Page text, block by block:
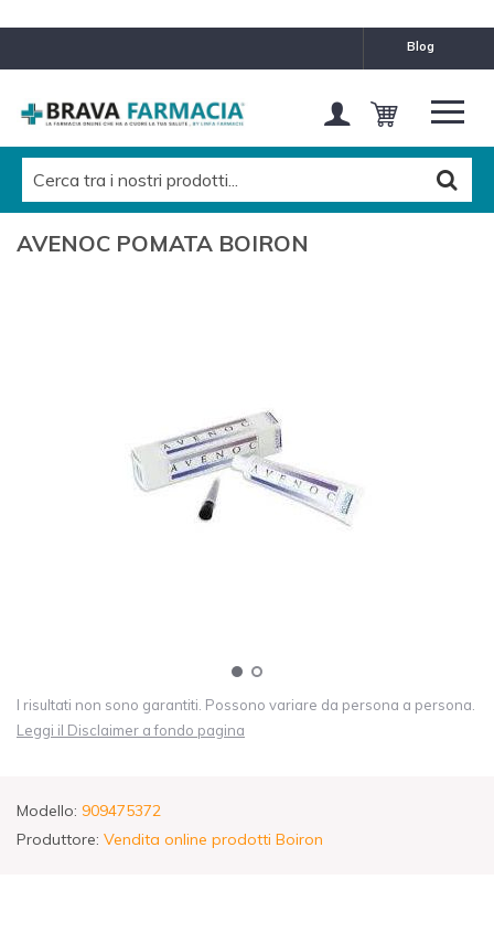
blog
AVENOC POMATA BOIRON
I risultati non sono garantiti. Possono variare da persona a persona.
Leggi il Disclaimer a fondo pagina
Modello: 909475372
Produttore: Vendita online prodotti Boiron